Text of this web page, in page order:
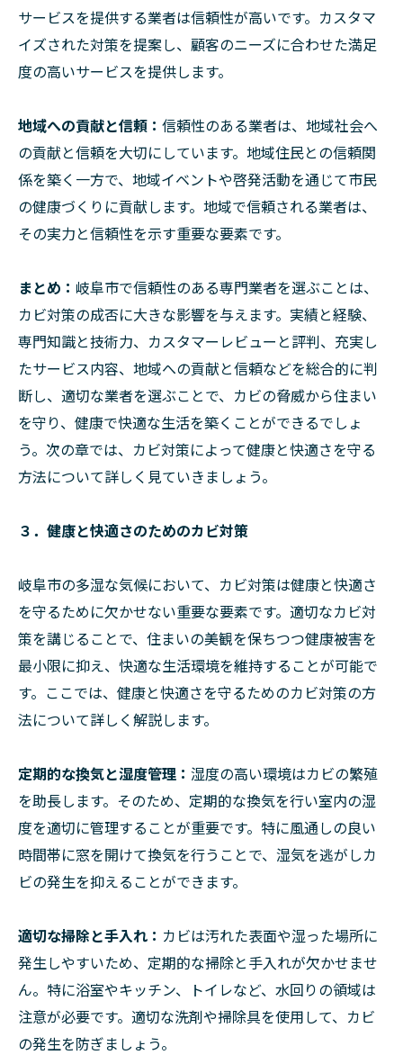
サービスを提供する業者は信頼性が高いです。カスタマ
イズされた対策を提案し、顧客のニーズに合わせた満足
度の高いサービスを提供します。
地域への貢献と信頼： 信頼性のある業者は、地域社会へ
の貢献と信頼を大切にしています。地域住民との信頼関
係を築く一方で、地域イベントや啓発活動を通じて市民
の健康づくりに貢献します。地域で信頼される業者は、
その実力と信頼性を示す重要な要素です。
まとめ： 岐阜市で信頼性のある専門業者を選ぶことは、
カビ対策の成否に大きな影響を与えます。実績と経験、
専門知識と技術力、カスタマーレビューと評判、充実し
たサービス内容、地域への貢献と信頼などを総合的に判
断し、適切な業者を選ぶことで、カビの脅威から住まい
を守り、健康で快適な生活を築くことができるでしょ
う。次の章では、カビ対策によって健康と快適さを守る
方法について詳しく見ていきましょう。
３．健康と快適さのためのカビ対策
岐阜市の多湿な気候において、カビ対策は健康と快適さ
を守るために欠かせない重要な要素です。適切なカビ対
策を講じることで、住まいの美観を保ちつつ健康被害を
最小限に抑え、快適な生活環境を維持することが可能で
す。ここでは、健康と快適さを守るためのカビ対策の方
法について詳しく解説します。
定期的な換気と湿度管理： 湿度の高い環境はカビの繁殖
を助長します。そのため、定期的な換気を行い室内の湿
度を適切に管理することが重要です。特に風通しの良い
時間帯に窓を開けて換気を行うことで、湿気を逃がしカ
ビの発生を抑えることができます。
適切な掃除と手入れ： カビは汚れた表面や湿った場所に
発生しやすいため、定期的な掃除と手入れが欠かせませ
ん。特に浴室やキッチン、トイレなど、水回りの領域は
注意が必要です。適切な洗剤や掃除具を使用して、カビ
の発生を防ぎましょう。